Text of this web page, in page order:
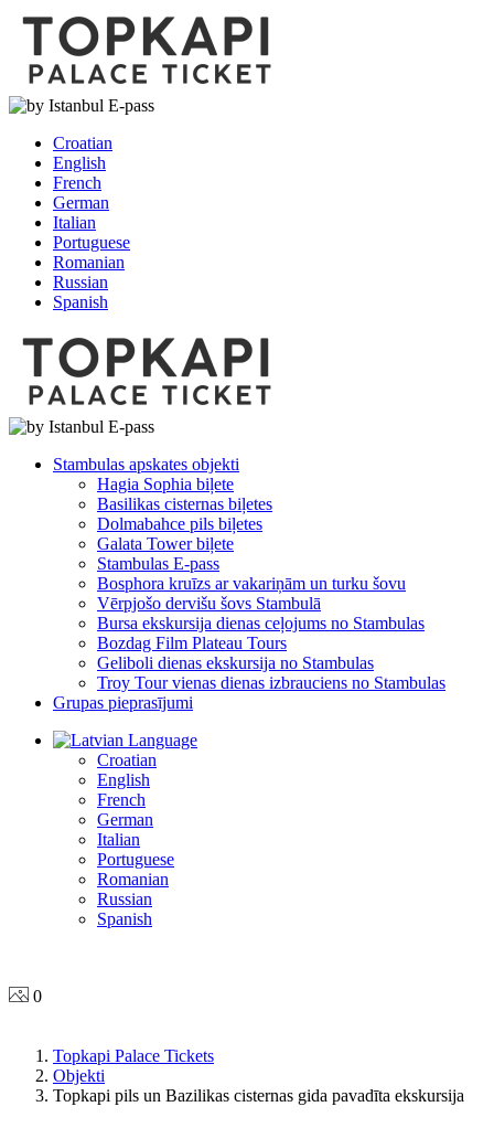
Croatian
English
French
German
Italian
Portuguese
Romanian
Russian
Spanish
Stambulas apskates objekti
Hagia Sophia biļete
Basilikas cisternas biļetes
Dolmabahce pils biļetes
Galata Tower biļete
Stambulas E-pass
Bosphora kruīzs ar vakariņām un turku šovu
Vērpjošo dervišu šovs Stambulā
Bursa ekskursija dienas ceļojums no Stambulas
Bozdag Film Plateau Tours
Geliboli dienas ekskursija no Stambulas
Troy Tour vienas dienas izbrauciens no Stambulas
Grupas pieprasījumi
Language
Croatian
English
French
German
Italian
Portuguese
Romanian
Russian
Spanish
0
Topkapi Palace Tickets
Objekti
Topkapi pils un Bazilikas cisternas gida pavadīta ekskursija